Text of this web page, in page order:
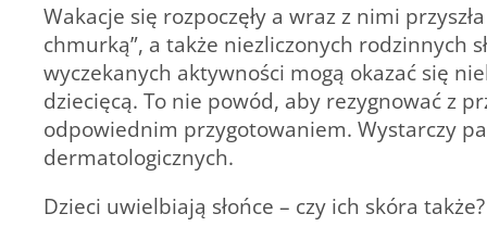
Wakacje się rozpoczęły a wraz z nimi
chmurką”, a także niezliczonych rodzinnych
wyczekanych aktywności mogą okazać się
dziecięcą. To nie powód, aby rezygnować z
odpowiednim przygotowaniem. Wystarczy
dermatologicznych.
Dzieci uwielbiają słońce – czy ich skóra także?